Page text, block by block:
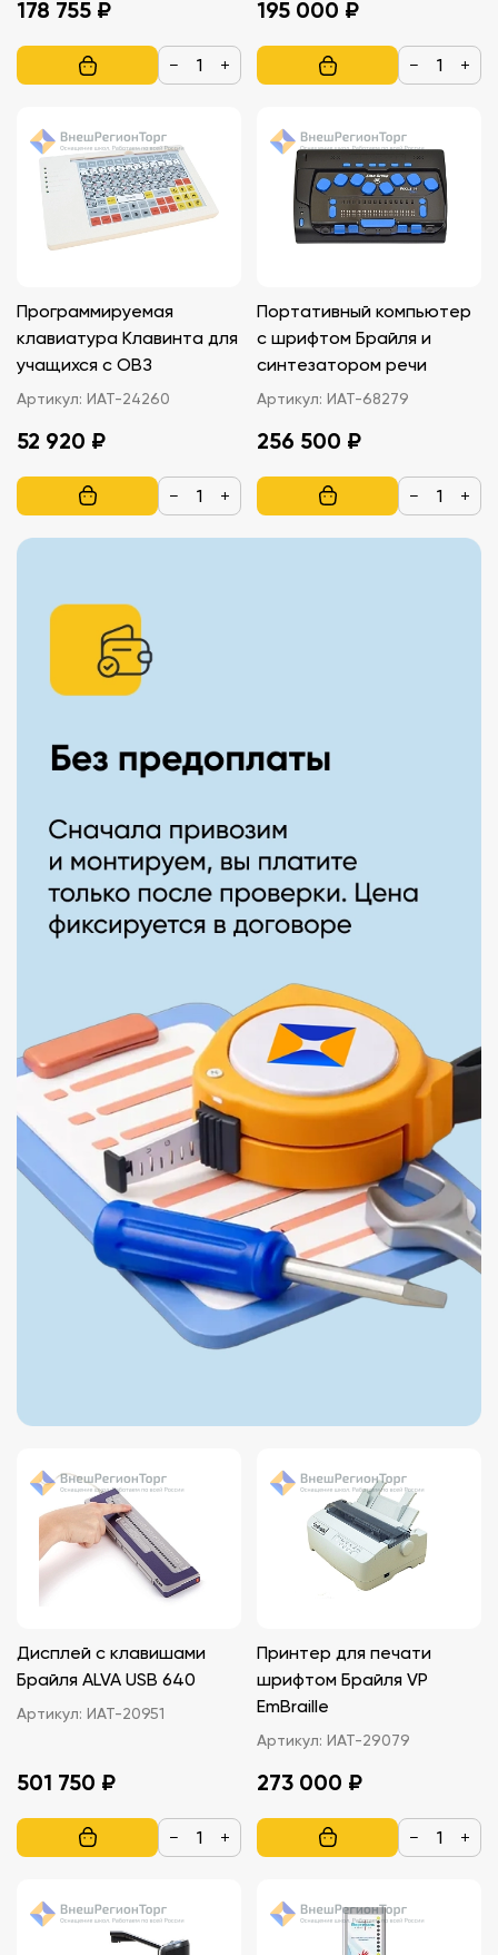
178 755 ₽
− +
195 000 ₽
− +
Программируемая
клавиатура Клавинта для
учащихся с ОВЗ
Артикул: ИАТ-24260
52 920 ₽
− +
Портативный компьютер
с шрифтом Брайля и
синтезатором речи
Артикул: ИАТ-68279
256 500 ₽
− +
Дисплей с клавишами
Брайля ALVA USB 640
Артикул: ИАТ-20951
501 750 ₽
− +
Принтер для печати
шрифтом Брайля VP
EmBraille
Артикул: ИАТ-29079
273 000 ₽
− +